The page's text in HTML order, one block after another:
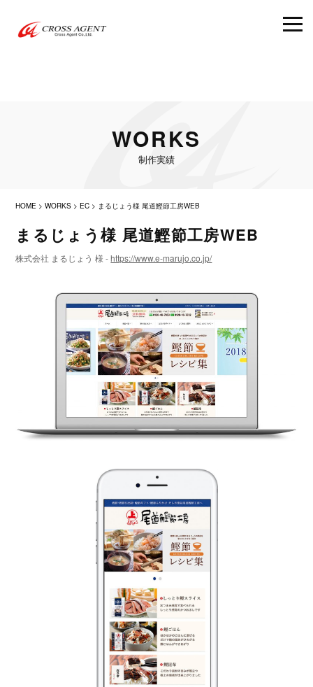
WORKS
制作実績
HOME >WORKS >EC > まるじょう様 尾道鰹節工房WEB
まるじょう様 尾道鰹節工房WEB
株式会社 まるじょう 様 -https://www.e-marujo.co.jp/